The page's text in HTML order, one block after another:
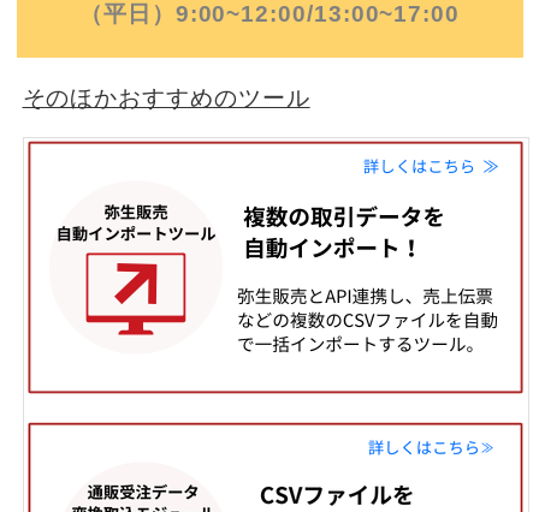
（平日）9:00~12:00/13:00~17:00
そのほかおすすめのツール